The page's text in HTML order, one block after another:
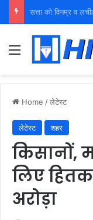
युवा शक्ति को पहचाने
Menu
Home /लेटेस्ट
लेटेस्ट शहर
किसानों,
लिए
अरोड़ा